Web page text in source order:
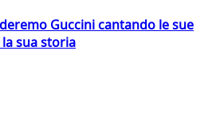
Guccini cantando le sue
sua storia